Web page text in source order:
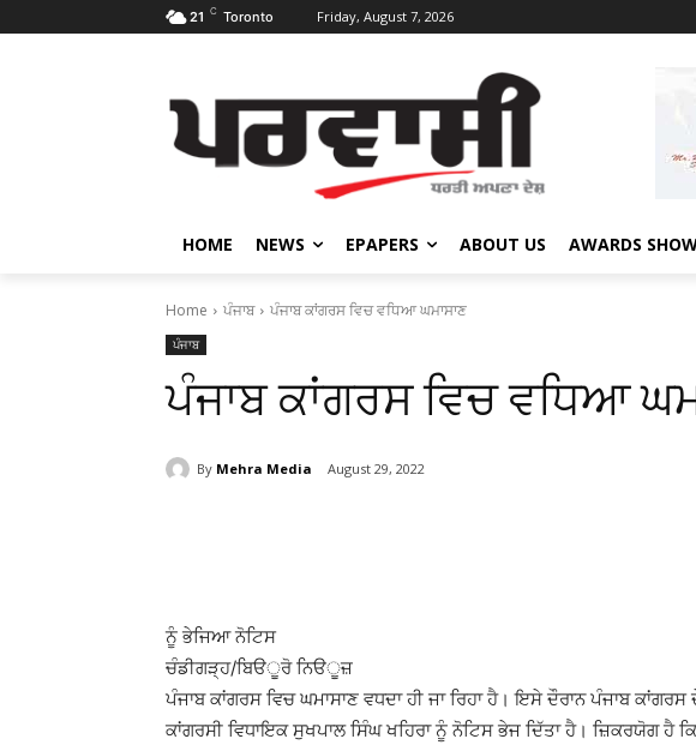
21 C Toronto Friday, August 7, 2026
HOME NEWS EPAPERS ABOUT US AWARDS
Home ਪੰਜਾਬ ਪੰਜਾਬ ਕਾਂਗਰਸ ਵਿਚ ਵਧਿਆ ਘਮਾਸਾਣ
ਪੰਜਾਬ
ਪੰਜਾਬ ਕਾਂਗਰਸ ਵਿਚ ਵਧਿਆ
By Mehra Media August 29, 2022
ਨੂੰ ਭੇਜਿਆ ਨੋਟਿਸ
ਚੰਡੀਗੜ੍ਹ/ਬਿੳੂਰੋ ਨਿੳੂਜ਼
ਪੰਜਾਬ ਕਾਂਗਰਸ ਵਿਚ ਘਮਾਸਾਣ ਵਧਦਾ ਹੀ ਜਾ ਰਿਹਾ ਹੈ। ਇਸੇ ਦੌਰਾਨ ਪੰਜਾਬ
ਕਾਂਗਰਸੀ ਵਿਧਾਇਕ ਸੁਖਪਾਲ ਸਿੰਘ ਖਹਿਰਾ ਨੂੰ ਨੋਟਿਸ ਭੇਜ ਦਿੱਤਾ ਹੈ। ਜ਼ਿਕਰਯੋਗ